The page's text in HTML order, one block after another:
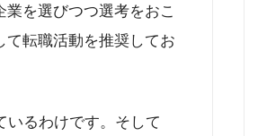
を選びつつ選考をおこ
て転職活動を推奨してお
いるわけです。そして